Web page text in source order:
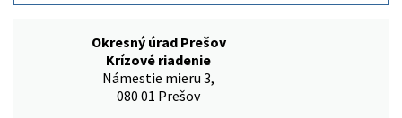
Okresný úrad Prešov
Krízové riadenie
Námestie mieru 3,
080 01 Prešov